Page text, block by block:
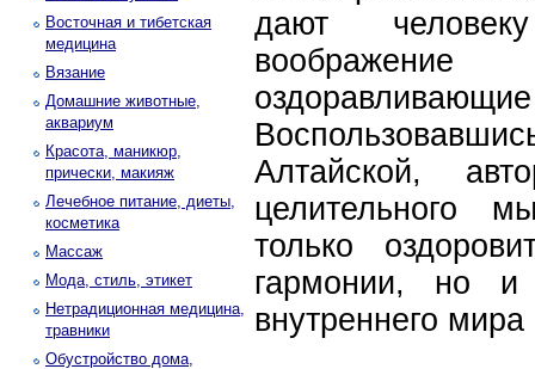
Восточная и тибетская
медицина
Вязание
Домашние животные,
аквариум
Красота, маникюр,
прически, макияж
Лечебное питание, диеты,
косметика
Массаж
Мода, стиль, этикет
Нетрадиционная медицина,
травники
Обустройство дома,
дают
Алтайской,
целительного
только
гармонии, но и
внутреннего